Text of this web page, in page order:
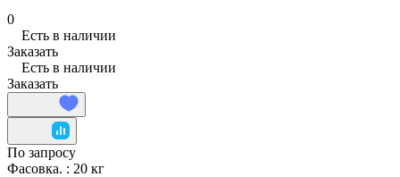
0
Есть в наличии
Заказать
Есть в наличии
Заказать
По запросу
Фасовка. : 20 кг